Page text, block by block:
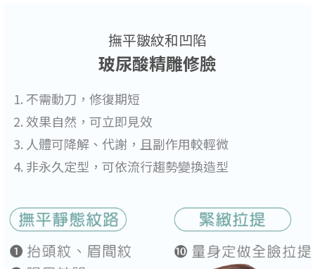
撫平皺紋和凹陷
玻尿酸精雕修臉
不需動刀，修復期短
效果自然，可立即見效
人體可降解、代謝，且副作用較輕微
非永久定型，可依流行趨勢變換造型